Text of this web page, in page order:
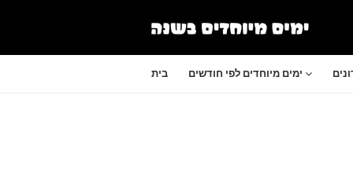
בית ימים מיוחדים לפי חודשים